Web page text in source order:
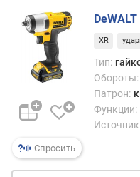
о
м
н
т
Н
в
Спросить
XR
Тип:
Обороты:
Патрон:
Функции: